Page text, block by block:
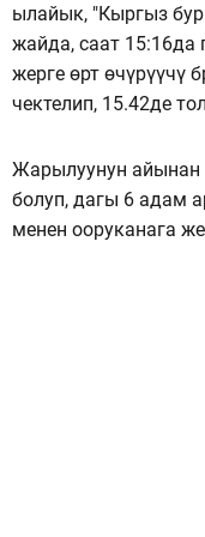
ылайык, "Кыргыз
жайда, саат 15:16да
жерге өрт өчүрүүчү
чектелип, 15.42де
Жарылуунун айынан
болуп, дагы 6 адам
менен ооруканага